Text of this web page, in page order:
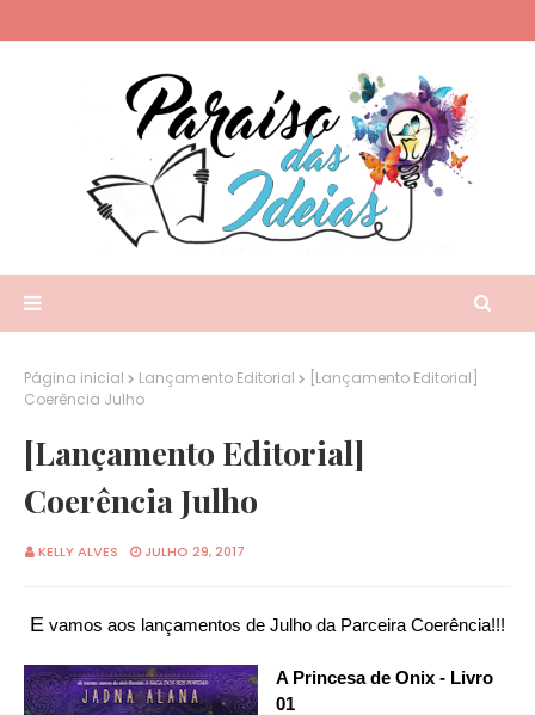
Página inicial Lançamento Editorial
[Lançamento Editorial]
Coerência Julho
[Lançamento Editorial]
Coerência Julho
KELLY ALVES JULHO 29, 2017
E vamos aos lançamentos de Julho da Parceira Coerência!!!
A Princesa de Onix - Livro
01